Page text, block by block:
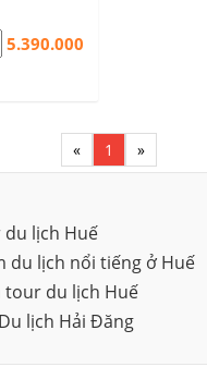
5.390.000
« 1 »
du lịch Huế
du lịch nổi tiếng ở Huế
tour du lịch Huế
lịch Hải Đăng